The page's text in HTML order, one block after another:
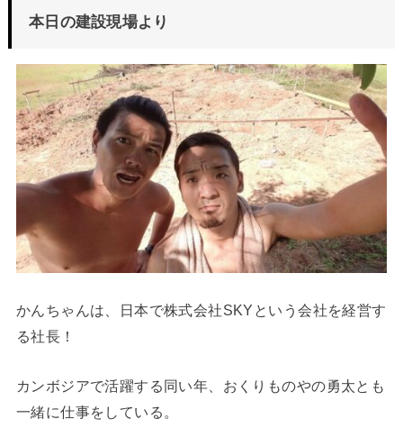
本日の建設現場より
かんちゃんは、日本で株式会社SKYという会社を経営す
る社長！
カンボジアで活躍する同い年、おくりものやの勇太とも
一緒に仕事をしている。